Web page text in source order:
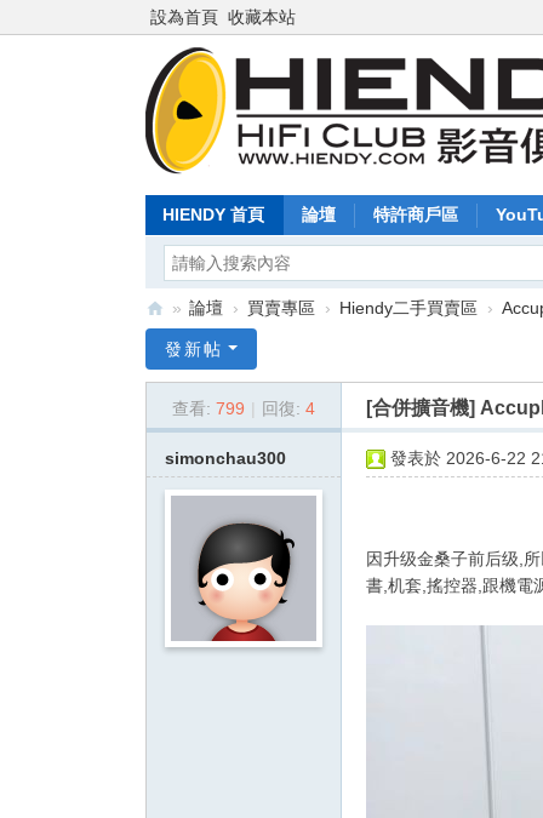
設為首頁 收藏本站
HIENDY 首頁 論壇 特許商戶區
en
o
» 論壇 › 買賣專區 › Hiendy二手買賣區 ›
發新帖
查看: 799 | 回復: 4 [合併擴音機]
simonchau300 發表於 2026-6-22
因升级金桑子前后级,
書,机套,搖控器,跟機電